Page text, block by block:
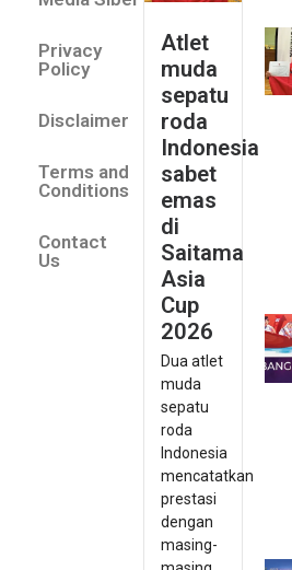
Privacy
Policy
Disclaimer
Terms and
Conditions
Contact
Us
Atlet
muda
sepatu
roda
Indonesia
sabet
emas
di
Saitama
Asia
Cup
2026
Dua atlet
muda
sepatu
roda
Indonesia
mencatatkan
prestasi
dengan
masing-